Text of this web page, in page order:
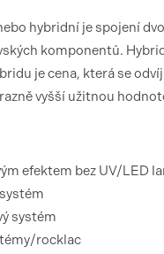
hybridní je spojení
komponentů.
je cena, která se
vyšší užitnou
efektem bez UV/LED
systém
rocklac